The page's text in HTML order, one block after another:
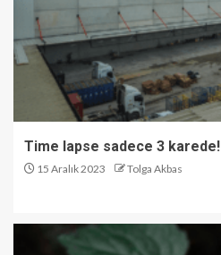
Time lapse sadece 3 karede!
15 Aralık 2023 Tolga Akbas